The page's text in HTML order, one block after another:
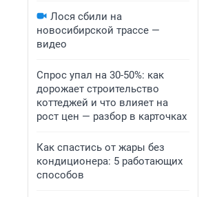
Лося сбили на
новосибирской трассе —
видео
Спрос упал на 30-50%: как
дорожает строительство
коттеджей и что влияет на
рост цен — разбор в карточках
Как спастись от жары без
кондиционера: 5 работающих
способов